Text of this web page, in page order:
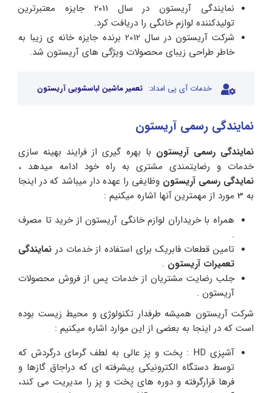
نمایندگی آریستون در سال 2011 جایزه معتبرترین
تولیدکننده لوازم خانگی را دریافت کرد.
شرکت آریستون در سال 2012 برنده جایزه خانه ی زیبا به
خاطر طراحی زیبای محصولات ویژگی های آریستون شد.
خدمات آی پی امداد: تعمیر ماشین لباسشویی آریستون
نمایندگی رسمی آریستون
نمایندگی رسمی آریستون با بهره گیری از فرایند بهینه سازی
خدمات و رضایتمندی مشتری به راه خود ادامه میدهد ،
نمایدگی رسمی آریستون وظایفی را عهده دار میباشد که در اینجا
به 3 مورد از مهمترین آنها اشاره میکنیم :
همراه با خریداران لوازم خانگی آریستون از خرید تا مصرف
.
تامین قطعات فابریک برای استفاده از خدمات در نمایندگی
تعمیرات آریستون .
جلب رضایت مشتریان از خدمات پس از فروش محصولات
آریستون .
شرکت آریستون همیشه طرفدار تکنولوژی و محیط زیست بوده
است که در اینجا به بعضی از این موارد اشاره میکنیم :
آشپزی HD : پخت و پز عالی به لطف گرمای درگردش که
توسط دستگاه الکترونیکی پیشرفته ای که دراجاق گازها و
فرها قرارگرفته و دوره های پخت و پز را مدیریت می کند،